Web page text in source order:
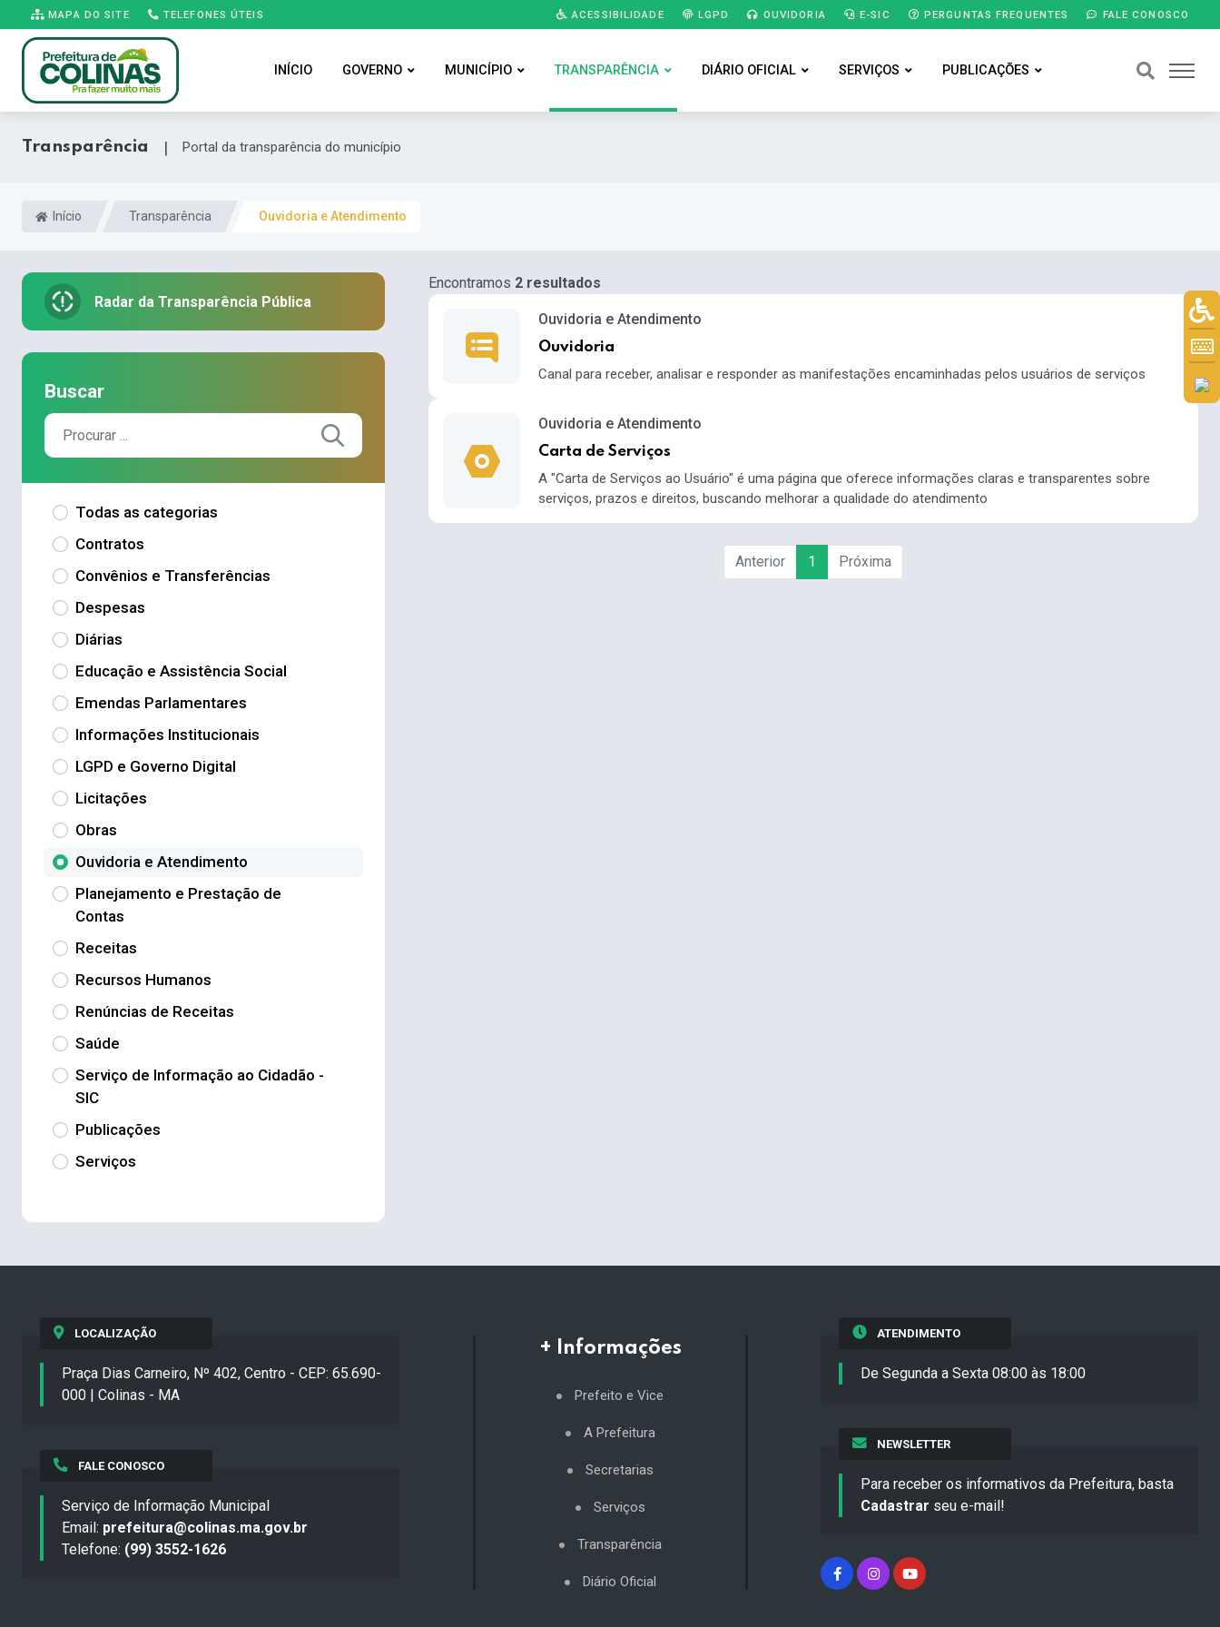
MAPA DO SITE TELEFONES ÚTEIS ACESSIBILIDADE LGPD OUVIDORIA E-SIC PERGUNTAS FREQUENTES FALE CONOSCO
INÍCIO GOVERNO MUNICÍPIO TRANSPARÊNCIA DIÁRIO OFICIAL SERVIÇOS PUBLICAÇÕES
Transparência | Portal da transparência do município
Início Transparência Ouvidoria e Atendimento
Radar da Transparência Pública
Buscar
Todas as categorias
Contratos
Convênios e Transferências
Despesas
Diárias
Educação e Assistência Social
Emendas Parlamentares
Informações Institucionais
LGPD e Governo Digital
Licitações
Obras
Ouvidoria e Atendimento
Planejamento e Prestação de
Contas
Receitas
Recursos Humanos
Renúncias de Receitas
Saúde
Serviço de Informação ao Cidadão -
SIC
Publicações
Serviços
Encontramos 2 resultados
Ouvidoria e Atendimento
Ouvidoria
Canal para receber, analisar e responder as manifestações encaminhadas pelos usuários de serviços
Ouvidoria e Atendimento
Carta de Serviços
A "Carta de Serviços ao Usuário" é uma página que oferece informações claras e transparentes sobre
serviços, prazos e direitos, buscando melhorar a qualidade do atendimento
Anterior 1 Próxima
LOCALIZAÇÃO
Praça Dias Carneiro, Nº 402, Centro - CEP: 65.690-
000 | Colinas - MA
FALE CONOSCO
Serviço de Informação Municipal
Email: prefeitura@colinas.ma.gov.br
Telefone: (99) 3552-1626
+ Informações
Prefeito e Vice
A Prefeitura
Secretarias
Serviços
Transparência
Diário Oficial
ATENDIMENTO
De Segunda a Sexta 08:00 às 18:00
NEWSLETTER
Para receber os informativos da Prefeitura, basta
Cadastrar seu e-mail!